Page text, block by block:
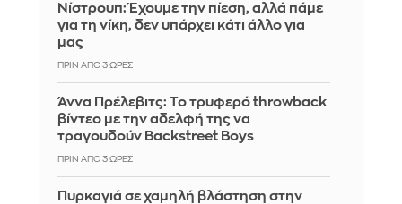
Νίστρουπ: Έχουμε την πίεση, αλλά πάμε
για τη νίκη, δεν υπάρχει κάτι άλλο για
μας
ΠΡΙΝ ΑΠΌ 3 ΏΡΕΣ
Άννα Πρέλεβιτς: Το τρυφερό throwback
βίντεο με την αδελφή της να
τραγουδούν Backstreet Boys
ΠΡΙΝ ΑΠΌ 3 ΏΡΕΣ
Πυρκαγιά σε χαμηλή βλάστηση στην